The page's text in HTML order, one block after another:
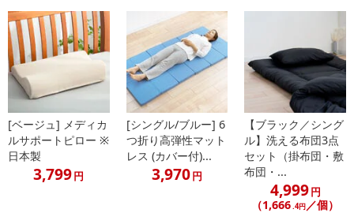
[ベージュ] メディカ
ルサポートピロー ※
日本製
3,799円
[シングル/ブルー] 6
つ折り高弾性マット
レス (カバー付)...
3,970円
【ブラック／シング
ル】洗える布団3点
セット（掛布団・敷
布団・...
4,999円
（1,666.4円／個）